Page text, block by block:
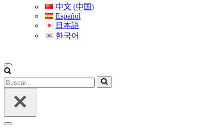
中文 (中国)
Español
日本語
한국어
Menú
de
navegación
Buscar...
Menú